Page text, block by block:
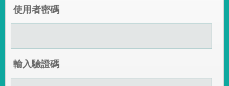
使用者密碼
輸入驗證碼